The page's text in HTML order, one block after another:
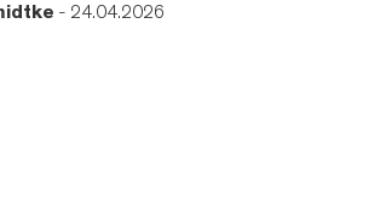
- 24.04.2026